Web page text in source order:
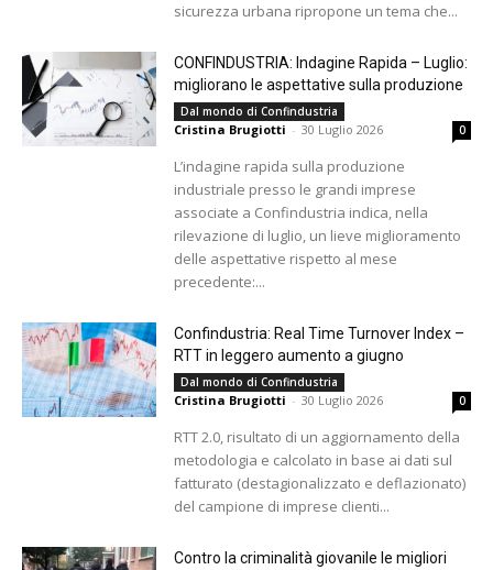
sicurezza urbana ripropone un tema che...
CONFINDUSTRIA: Indagine Rapida – Luglio:
migliorano le aspettative sulla produzione
Dal mondo di Confindustria
Cristina Brugiotti - 30 Luglio 2026 0
L’indagine rapida sulla produzione
industriale presso le grandi imprese
associate a Confindustria indica, nella
rilevazione di luglio, un lieve miglioramento
delle aspettative rispetto al mese
precedente:...
Confindustria: Real Time Turnover Index –
RTT in leggero aumento a giugno
Dal mondo di Confindustria
Cristina Brugiotti - 30 Luglio 2026 0
RTT 2.0, risultato di un aggiornamento della
metodologia e calcolato in base ai dati sul
fatturato (destagionalizzato e deflazionato)
del campione di imprese clienti...
Contro la criminalità giovanile le migliori